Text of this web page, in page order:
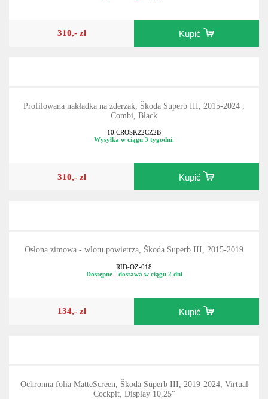
310,- zł Kupić
Profilowana nakładka na zderzak, Škoda Superb III, 2015-2024 ,
Combi, Black
10.CROSK22CZ2B
Wysyłka w ciągu 3 tygodni.
310,- zł Kupić
Osłona zimowa - wlotu powietrza, Škoda Superb III, 2015-2019
RID-OZ-018
Dostępne - dostawa w ciągu 2 dni
134,- zł Kupić
Ochronna folia MatteScreen, Škoda Superb III, 2019-2024, Virtual
Cockpit, Display 10,25"